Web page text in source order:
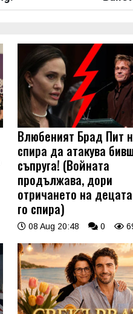
Влюбеният Брад Пит
спира да атакува
съпруга! (Войната
продължава, дори
отричането на
го спира)
08 Aug 20:48 0